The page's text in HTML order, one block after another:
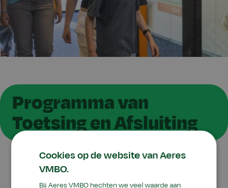
Programma van
Toetsing en Afsluiting
Cookies op de website van Aeres
VMBO.
Bij Aeres VMBO hechten we veel waarde aan